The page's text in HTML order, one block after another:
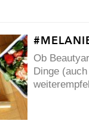
Ob
Dinge